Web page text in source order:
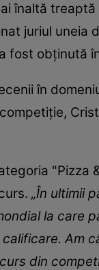
înaltă
juriul
fost obținută
în
„În ultimii
la care
Am
din